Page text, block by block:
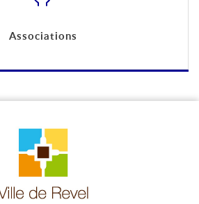
Associations